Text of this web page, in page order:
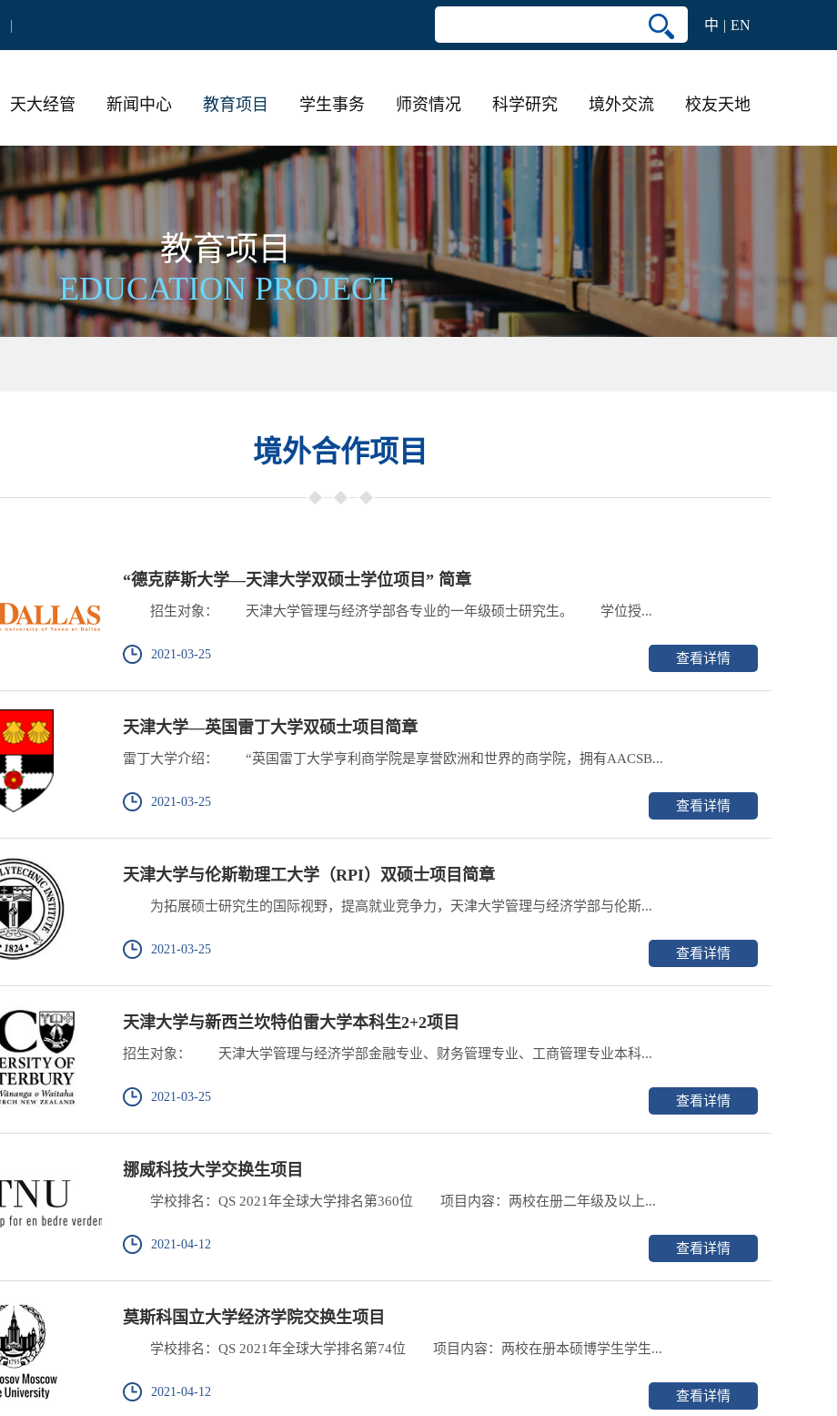
中 EN
天大经管 新闻中心 教育项目 学生事务 师资情况 科学研究 境外交流 校友天地
教育项目
EDUCATION PROJECT
境外合作项目
“德克萨斯大学—天津大学双硕士学位项目” 简章
招生对象： 天津大学管理与经济学部各专业的一年级硕士研究生。 学位授...
2021-03-25 查看详情
天津大学—英国雷丁大学双硕士项目简章
雷丁大学介绍： “英国雷丁大学亨利商学院是享誉欧洲和世界的商学院，拥有AACSB...
2021-03-25 查看详情
天津大学与伦斯勒理工大学（RPI）双硕士项目简章
为拓展硕士研究生的国际视野，提高就业竞争力，天津大学管理与经济学部与伦斯...
2021-03-25 查看详情
天津大学与新西兰坎特伯雷大学本科生2+2项目
招生对象： 天津大学管理与经济学部金融专业、财务管理专业、工商管理专业本科...
2021-03-25 查看详情
挪威科技大学交换生项目
学校排名：QS 2021年全球大学排名第360位 项目内容：两校在册二年级及以上...
2021-04-12 查看详情
莫斯科国立大学经济学院交换生项目
学校排名：QS 2021年全球大学排名第74位 项目内容：两校在册本硕博学生学生...
2021-04-12 查看详情